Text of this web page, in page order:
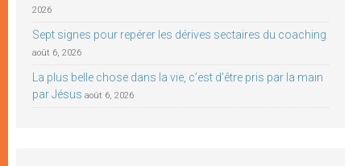
2026
Sept signes pour repérer les dérives sectaires du coaching
août 6, 2026
La plus belle chose dans la vie, c’est d’être pris par la main
par Jésus août 6, 2026